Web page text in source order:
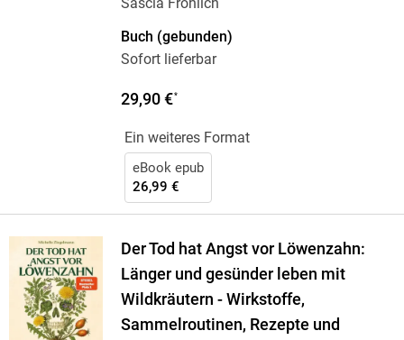
Sascia Fröhlich
Buch (gebunden)
Sofort lieferbar
29,90 €*
Ein weiteres Format
eBook epub
26,99 €
Der Tod hat Angst vor Löwenzahn:
Länger und gesünder leben mit
Wildkräutern - Wirkstoffe,
Sammelroutinen, Rezepte und